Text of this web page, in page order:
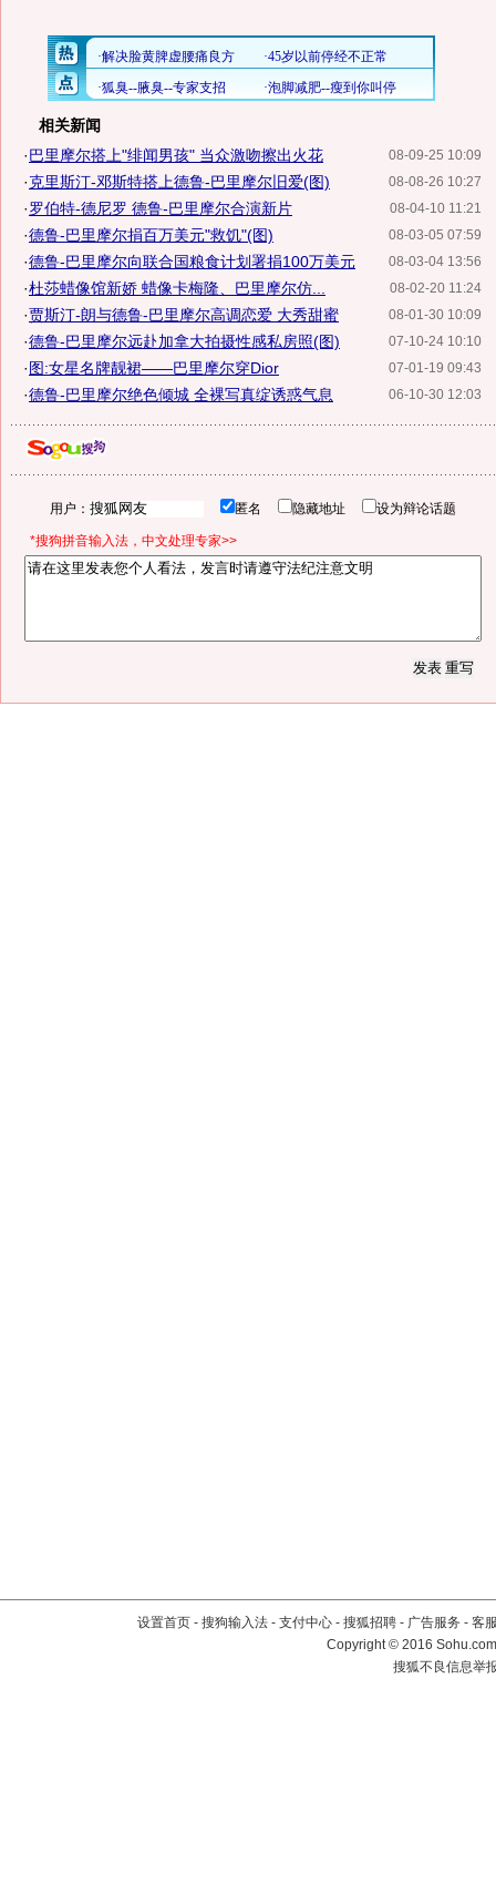
相关新闻
08-09-25 10:09
·巴里摩尔搭上"绯闻男孩" 当众激吻擦出火花
08-08-26 10:27
·克里斯汀-邓斯特搭上德鲁-巴里摩尔旧爱(图)
08-04-10 11:21
·罗伯特-德尼罗 德鲁-巴里摩尔合演新片
08-03-05 07:59
·德鲁-巴里摩尔捐百万美元"救饥"(图)
08-03-04 13:56
·德鲁-巴里摩尔向联合国粮食计划署捐100万美元
08-02-20 11:24
·杜莎蜡像馆新娇 蜡像卡梅隆、巴里摩尔仿...
08-01-30 10:09
·贾斯汀-朗与德鲁-巴里摩尔高调恋爱 大秀甜蜜
07-10-24 10:10
·德鲁-巴里摩尔远赴加拿大拍摄性感私房照(图)
07-01-19 09:43
·图:女星名牌靓裙——巴里摩尔穿Dior
06-10-30 12:03
·德鲁-巴里摩尔绝色倾城 全裸写真绽诱惑气息
用户： 匿名 隐藏地址 设为辩论话题
*搜狗拼音输入法，中文处理专家>>
设置首页 - 搜狗输入法 - 支付中心 - 搜狐招聘 - 广告服务 - 客
Copyright©2016
搜狐不良信息举